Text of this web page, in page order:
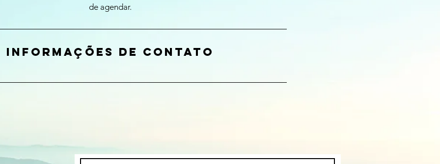
de agendar.
Informações de contato